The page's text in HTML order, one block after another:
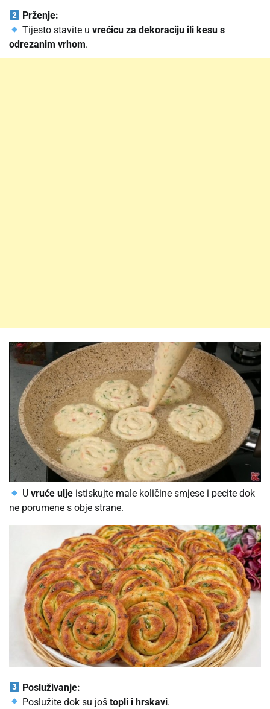
Prženje:
Tijesto stavite uvrećicu za dekoraciju ili kesu s
odrezanim vrhom.
Uvruće ulje istiskujte male količine smjese i pecite dok
ne porumene s obje strane.
Posluživanje:
Poslužite dok su joštopli i hrskavi.